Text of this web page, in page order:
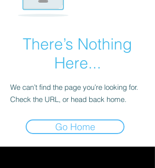
There’s Nothing
Here...
We can’t find the page you’re looking for.
Check the URL, or head back home.
Go Home